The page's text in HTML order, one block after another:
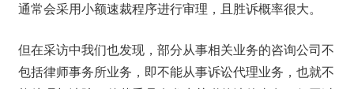
通常会采用小额速裁程序进行审理，且胜诉概率很大。
但在采访中我们也发现，部分从事相关业务的咨询公司不
包括律师事务所业务，即不能从事诉讼代理业务，也就不